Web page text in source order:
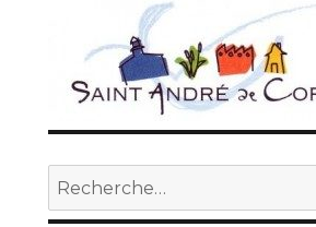
Recherche
pour :